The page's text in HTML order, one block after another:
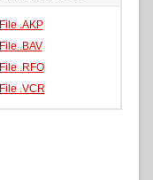
File .AKP
File .BAV
File .RFO
File .VCR